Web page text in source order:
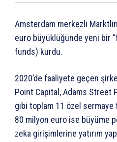
Amsterdam merkezli
euro büyüklüğünde yeni bir
funds) kurdu.
2020’de faaliyete geçen
Point Capital, Adams Street
gibi toplam 11 özel sermaye
80 milyon euro ise büyüme
zeka girişimlerine yatırım